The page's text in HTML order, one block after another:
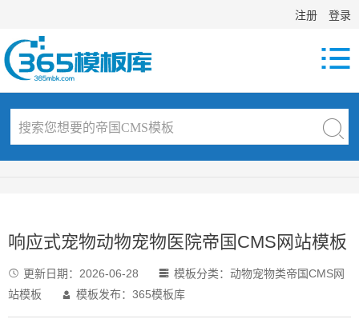
注册 登录

响应式宠物动物宠物医院帝国CMS网站模板
 更新日期： 2026-06-28  模板分类： 动物宠物类帝国CMS网
站模板
 模板发布：365模板库